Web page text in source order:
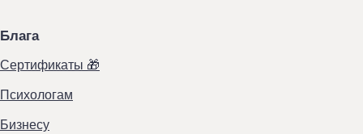
Блага
Сертификаты 🎁
Психологам
Бизнесу